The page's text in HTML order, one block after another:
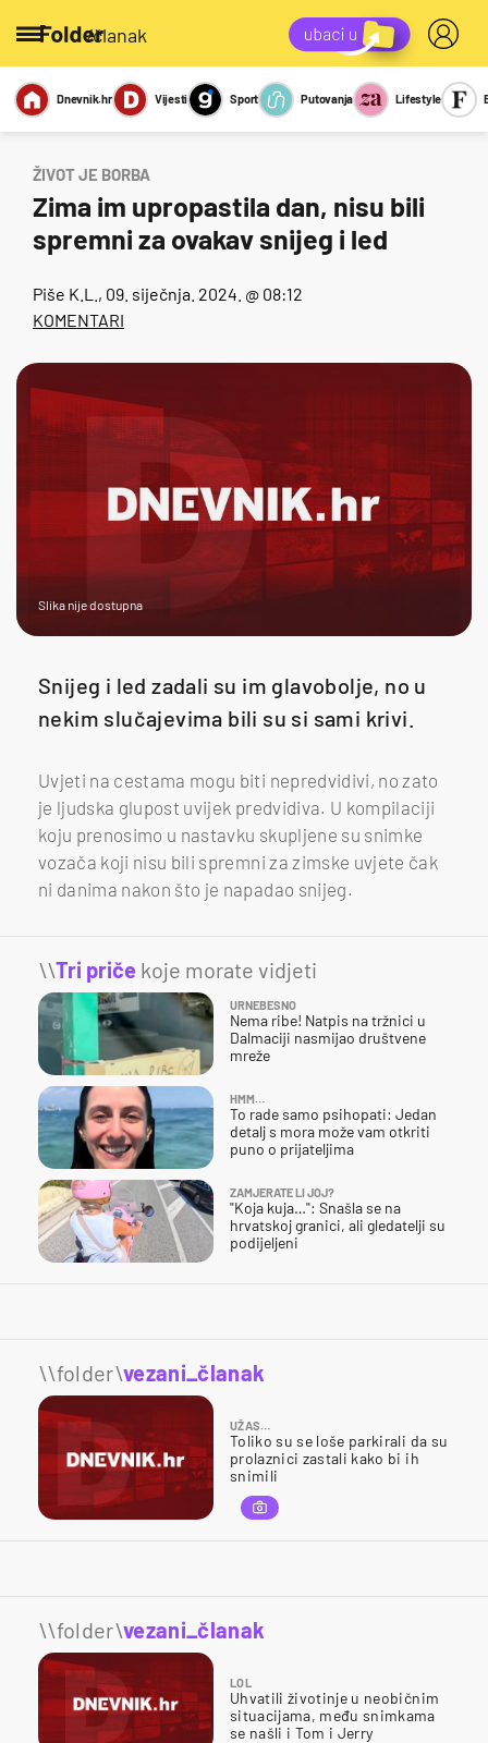
/članak
Miks Kviz
Report
Sexy
Dnevnik.hr Vijesti Sport Putovanja Lifestyle
ŽIVOT JE BORBA
Zima im upropastila dan, nisu bili
spremni za ovakav snijeg i led
Piše K.L. , 09. siječnja. 2024. @ 08:12
KOMENTARI
Slika nije dostupna
Snijeg i led zadali su im glavobolje, no u
nekim slučajevima bili su si sami krivi.
Uvjeti na cestama mogu biti nepredvidivi, no zato
je ljudska glupost uvijek predvidiva. U kompilaciji
koju prenosimo u nastavku skupljene su snimke
vozača koji nisu bili spremni za zimske uvjete čak
ni danima nakon što je napadao snijeg.
\\Tri priče koje morate vidjeti
URNEBESNO
Nema ribe! Natpis na tržnici u
Dalmaciji nasmijao društvene
mreže
HMM…
To rade samo psihopati: Jedan
detalj s mora može vam otkriti
puno o prijateljima
ZAMJERATE LI JOJ?
"Koja kuja…": Snašla se na
hrvatskoj granici, ali gledatelji su
podijeljeni
\\folder\vezani_članak
UŽAS…
Toliko su se loše parkirali da su
prolaznici zastali kako bi ih
snimili
\\folder\vezani_članak
LOL
Uhvatili životinje u neobičnim
situacijama, među snimkama
se našli i Tom i Jerry